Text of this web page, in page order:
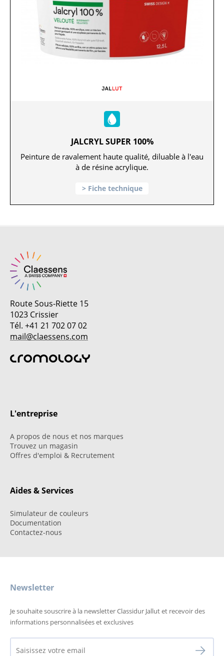
JALCRYL SUPER 100%
Peinture de ravalement haute qualité, diluable à l'eau
à de résine acrylique.
Fiche technique
Route Sous-Riette 15
1023 Crissier
Tél. +41 21 702 07 02
mail@claessens.com
L'entreprise
A propos de nous et nos marques
Trouvez un magasin
Offres d'emploi & Recrutement
Aides & Services
Simulateur de couleurs
Documentation
Contactez-nous
Newsletter
Je souhaite souscrire à la newsletter Classidur Jallut et recevoir des
informations personnalisées et exclusives